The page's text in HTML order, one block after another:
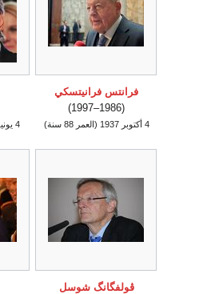
فرانتس فرانيتسكي
(1986–1997)
4 أكتوبر 1937 (العمر 88 سنة) 4 يونيو 1947
ڤولفگانگ شوسل